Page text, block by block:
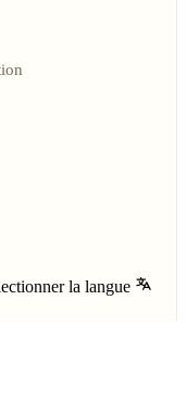
la langue